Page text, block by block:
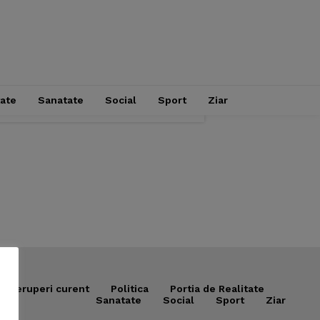
Sanatate Social Sport Ziar
Intreruperi curent Politica
Portia de Realitate
Sanatate
Social Sport Ziar